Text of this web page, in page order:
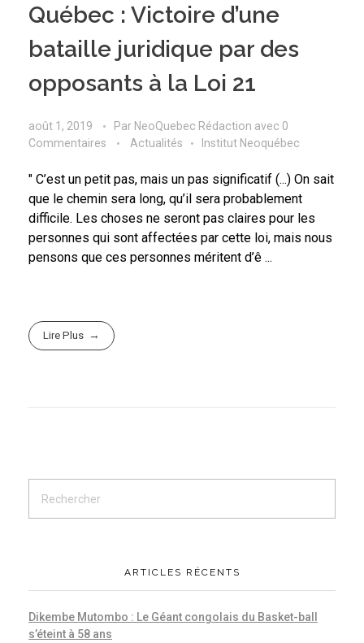
Québec : Victoire d’une
bataille juridique par des
opposants à la Loi 21
août 1, 2019 Par NeoQuebec Rédaction avec 0
Commentaires
Actualités Institut Neoquébec
" C’est un petit pas, mais un pas significatif (...) On sait
que le chemin sera long, qu’il sera probablement
difficile. Les choses ne seront pas claires pour les
personnes qui sont affectées par cette loi, mais nous
pensons que ces personnes méritent d’ê ...
Lire Plus
ARTICLES RÉCENTS
Dikembe Mutombo : Le Géant congolais du Basket-ball
s’éteint à 58 ans